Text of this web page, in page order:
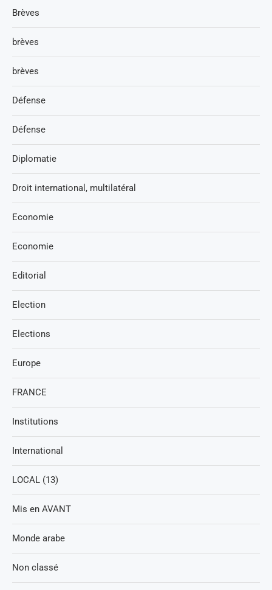
Brèves
brèves
brèves
Défense
Défense
Diplomatie
Droit international, multilatéral
Economie
Economie
Editorial
Election
Elections
Europe
FRANCE
Institutions
International
LOCAL (13)
Mis en AVANT
Monde arabe
Non classé